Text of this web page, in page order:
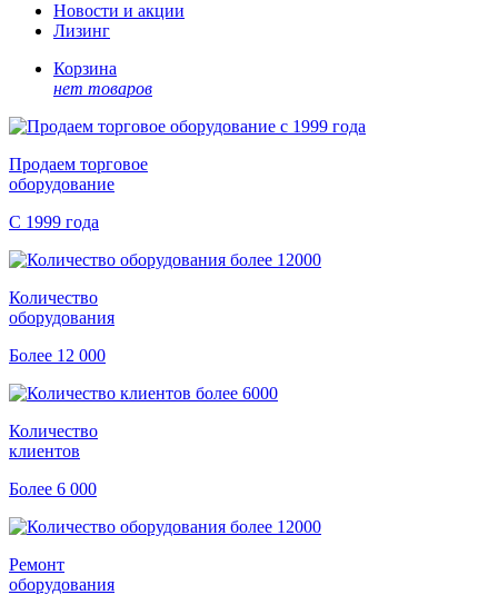
Новости и акции
Лизинг
Корзина
нет товаров
Продаем торговое
оборудование
С 1999 года
Количество
оборудования
Более 12 000
Количество
клиентов
Более 6 000
Ремонт
оборудования